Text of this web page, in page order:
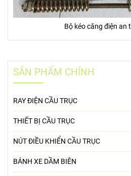
Bộ kéo căng điện an
SẢN PHẨM CHÍNH
RAY ĐIỆN CẦU TRỤC
THIẾT BỊ CẦU TRỤC
NÚT ĐIỀU KHIỂN CẦU TRỤC
BÁNH XE DẦM BIÊN